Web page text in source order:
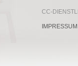
CC-
IMPRESSUM